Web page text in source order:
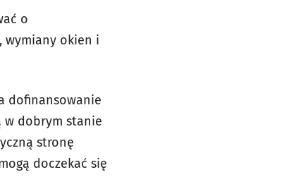
o
wymiany okien i
dofinansowanie
w dobrym stanie
stronę
doczekać się